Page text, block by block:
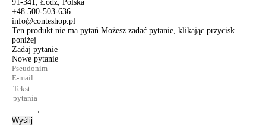
91-341, Łódź, Polska
+48 500-503-636
info@conteshop.pl
Ten produkt nie ma pytań Możesz zadać pytanie, klikając przycisk
poniżej
Zadaj pytanie
Nowe pytanie
Wyślij